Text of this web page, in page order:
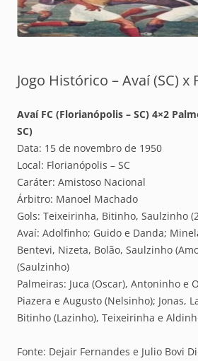
Jogo Histórico – Avaí (SC) x
Avaí FC (Florianópolis – SC) 4×2
SC)
Data: 15 de novembro de 1950
Local: Florianópolis – SC
Caráter: Amistoso Nacional
Árbitro: Manoel Machado
Gols: Teixeirinha, Bitinho, Saulzinho
Avaí: Adolfinho; Guido e Danda;
Bentevi, Nizeta, Bolão, Saulzinho
(Saulzinho)
Palmeiras: Juca (Oscar), Antoninho e
Piazera e Augusto (Nelsinho); Jonas,
Bitinho (Lazinho), Teixeirinha e
Fonte: Dejair Fernandes e Julio Bovi